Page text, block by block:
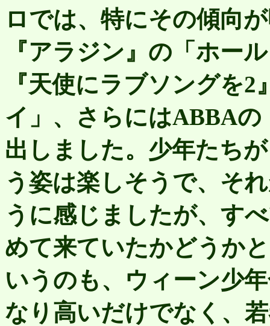
ロでは、特にその傾向
『アラジン』の「ホー
『天使にラブソングを
イ」、さらにはABBA
出しました。少年たち
う姿は楽しそうで、そ
うに感じましたが、す
めて来ていたかどうか
いうのも、ウィーン少
なり高いだけでなく、